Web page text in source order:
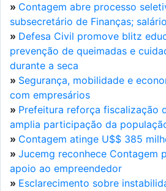
» Contagem abre processo
subsecretário de Finanças;
» Defesa Civil promove blitz
prevenção de queimadas e
durante a seca
» Segurança, mobilidade e
com empresários
» Prefeitura reforça fiscalização
amplia participação da
» Contagem atinge U$$ 385
» Jucemg reconhece Contagem
apoio ao empreendedor
» Esclarecimento sobre